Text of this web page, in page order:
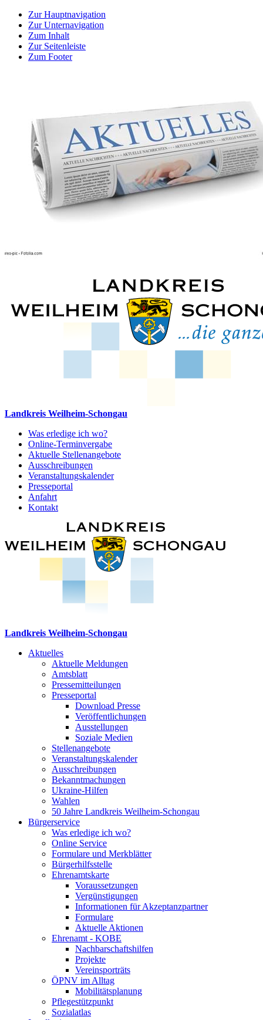
Zur Hauptnavigation
Zur Unternavigation
Zum Inhalt
Zur Seitenleiste
Zum Footer
Landkreis Weilheim-Schongau
Was erledige ich wo?
Online-Terminvergabe
Aktuelle Stellenangebote
Ausschreibungen
Veranstaltungskalender
Presseportal
Anfahrt
Kontakt
Landkreis Weilheim-Schongau
Aktuelles
Aktuelle Meldungen
Amtsblatt
Pressemitteilungen
Presseportal
Download Presse
Veröffentlichungen
Ausstellungen
Soziale Medien
Stellenangebote
Veranstaltungskalender
Ausschreibungen
Bekanntmachungen
Ukraine-Hilfen
Wahlen
50 Jahre Landkreis Weilheim-Schongau
Bürgerservice
Was erledige ich wo?
Online Service
Formulare und Merkblätter
Bürgerhilfsstelle
Ehrenamtskarte
Voraussetzungen
Vergünstigungen
Informationen für Akzeptanzpartner
Formulare
Aktuelle Aktionen
Ehrenamt - KOBE
Nachbarschaftshilfen
Projekte
Vereinsporträts
ÖPNV im Alltag
Mobilitätsplanung
Pflegestützpunkt
Sozialatlas